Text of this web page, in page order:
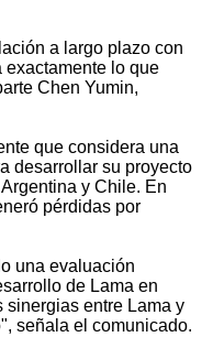
a largo plazo con
exactamente lo que
Chen Yumin,
que considera una
desarrollar su proyecto
y Chile. En
pérdidas por
una evaluación
de Lama en
entre Lama y
señala el comunicado.